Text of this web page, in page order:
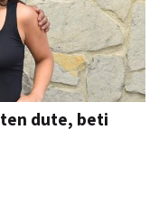
dute, beti